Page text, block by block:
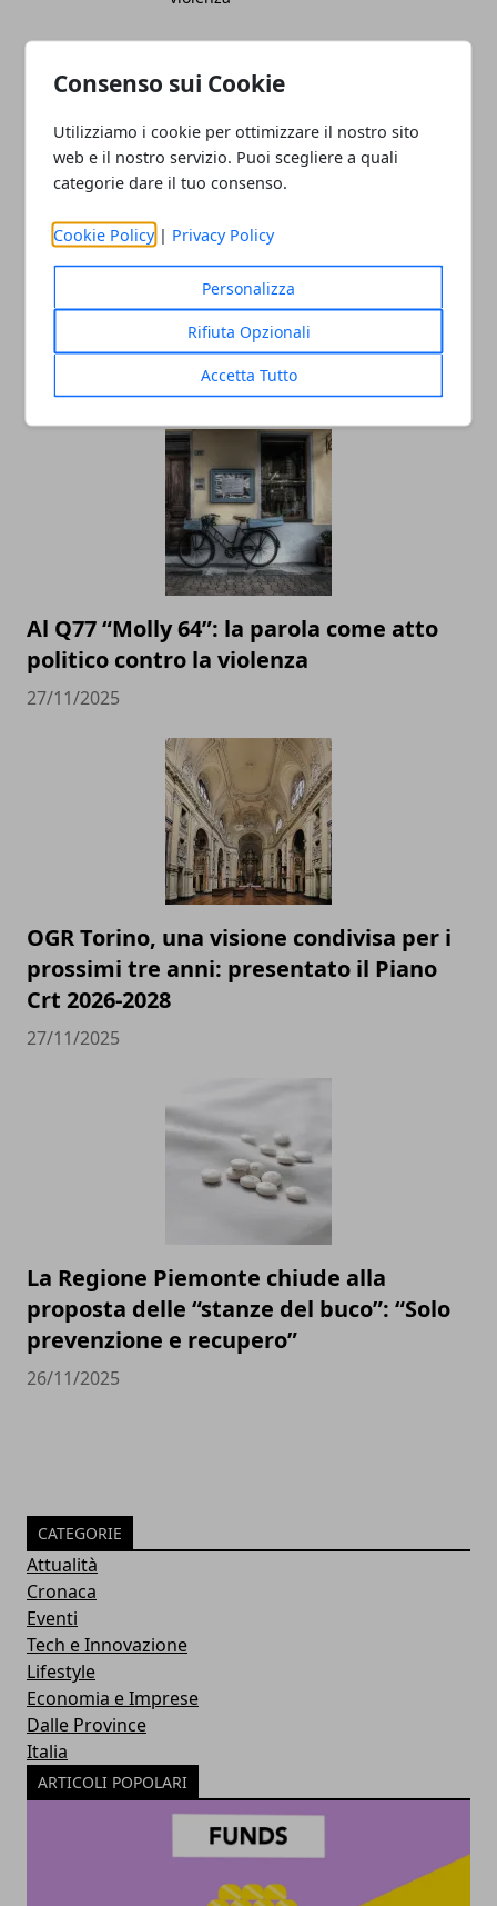
Consenso sui Cookie
Utilizziamo i cookie per ottimizzare il nostro sito
web e il nostro servizio. Puoi scegliere a quali
categorie dare il tuo consenso.
Cookie Policy | Privacy Policy
Personalizza
Rifiuta Opzionali
Accetta Tutto
Al Q77 “Molly 64”: la parola come atto
politico contro la violenza
27/11/2025
OGR Torino, una visione condivisa per i
prossimi tre anni: presentato il Piano
Crt 2026-2028
27/11/2025
La Regione Piemonte chiude alla
proposta delle “stanze del buco”: “Solo
prevenzione e recupero”
26/11/2025
CATEGORIE
Attualità
Cronaca
Eventi
Tech e Innovazione
Lifestyle
Economia e Imprese
Dalle Province
Italia
ARTICOLI POPOLARI